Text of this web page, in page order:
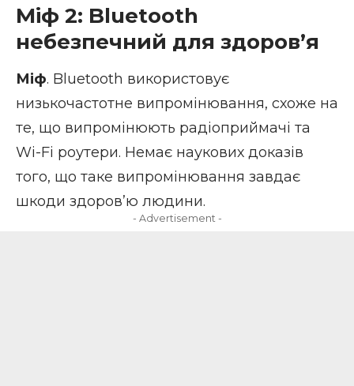
Міф 2: Bluetooth
небезпечний для здоров’я
Міф. Bluetooth використовує
низькочастотне випромінювання, схоже на
те, що випромінюють радіоприймачі та
Wi-Fi роутери. Немає наукових доказів
того, що таке випромінювання завдає
шкоди здоров’ю людини.
- Advertisement -